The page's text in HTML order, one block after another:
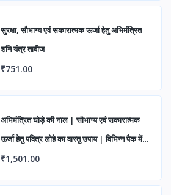
सुरक्षा, सौभाग्य एवं सकारात्मक ऊर्जा हेतु अभिमंत्रित
शनि यंत्र ताबीज
₹751.00
अभिमंत्रित घोड़े की नाल | सौभाग्य एवं सकारात्मक
ऊर्जा हेतु पवित्र लोहे का वास्तु उपाय | विभिन्न पैक में
उपलब्ध
₹1,501.00